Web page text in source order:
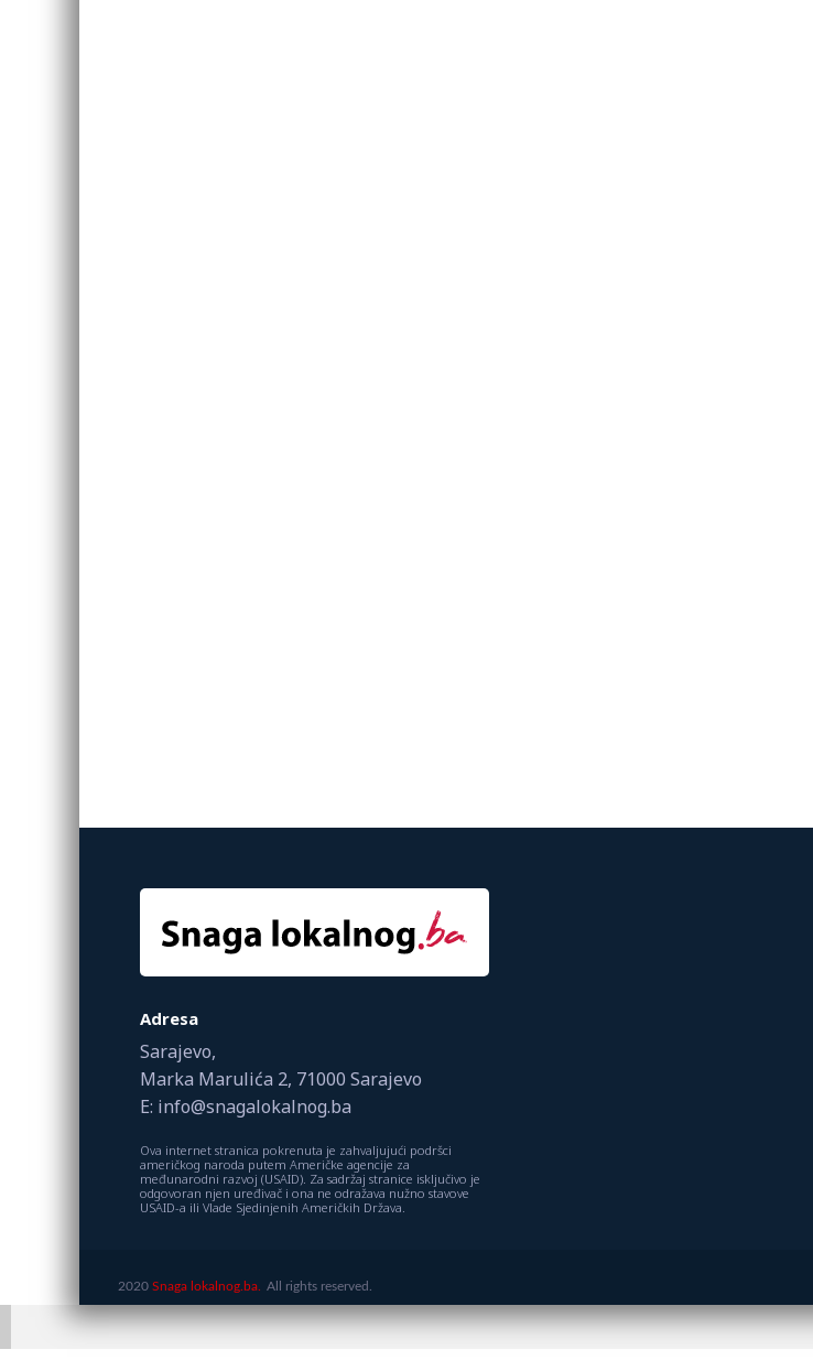
Adresa
Sarajevo,
Marka Marulića 2, 71000 Sarajevo
E: info@snagalokalnog.ba
Ova internet stranica pokrenuta je zahvaljujući podršci
američkog naroda putem Američke agencije za
međunarodni razvoj (USAID). Za sadržaj stranice isključivo je
odgovoran njen uređivač i ona ne odražava nužno stavove
USAID-a ili Vlade Sjedinjenih Američkih Država.
2020 Snaga lokalnog.ba. All rights reserved.